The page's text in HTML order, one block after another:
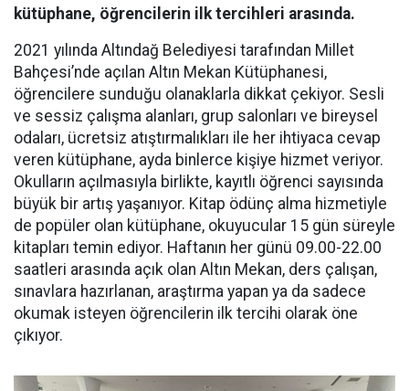
kütüphane, öğrencilerin ilk tercihleri arasında.
2021 yılında Altındağ Belediyesi tarafından Millet
Bahçesi’nde açılan Altın Mekan Kütüphanesi,
öğrencilere sunduğu olanaklarla dikkat çekiyor. Sesli
ve sessiz çalışma alanları, grup salonları ve bireysel
odaları, ücretsiz atıştırmalıkları ile her ihtiyaca cevap
veren kütüphane, ayda binlerce kişiye hizmet veriyor.
Okulların açılmasıyla birlikte, kayıtlı öğrenci sayısında
büyük bir artış yaşanıyor. Kitap ödünç alma hizmetiyle
de popüler olan kütüphane, okuyucular 15 gün süreyle
kitapları temin ediyor. Haftanın her günü 09.00-22.00
saatleri arasında açık olan Altın Mekan, ders çalışan,
sınavlara hazırlanan, araştırma yapan ya da sadece
okumak isteyen öğrencilerin ilk tercihi olarak öne
çıkıyor.